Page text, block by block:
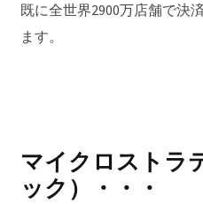
既に全世界2900万店舗で決
ます。
マイクロストラ
ック）・・・